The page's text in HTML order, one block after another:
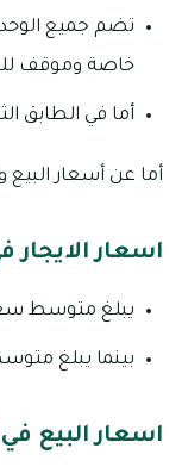
تضم جميع
خاصة وموقف
أما في الطابق
أما عن أسعار البيع
اسعار الايجار
يبلغ متوسط سعر إيجار فيلا من 4 غرف في تيرا نوفا
بينما يبلغ متوسط سعر إيجار فيلا من 5 غرف في
اسعار البيع في